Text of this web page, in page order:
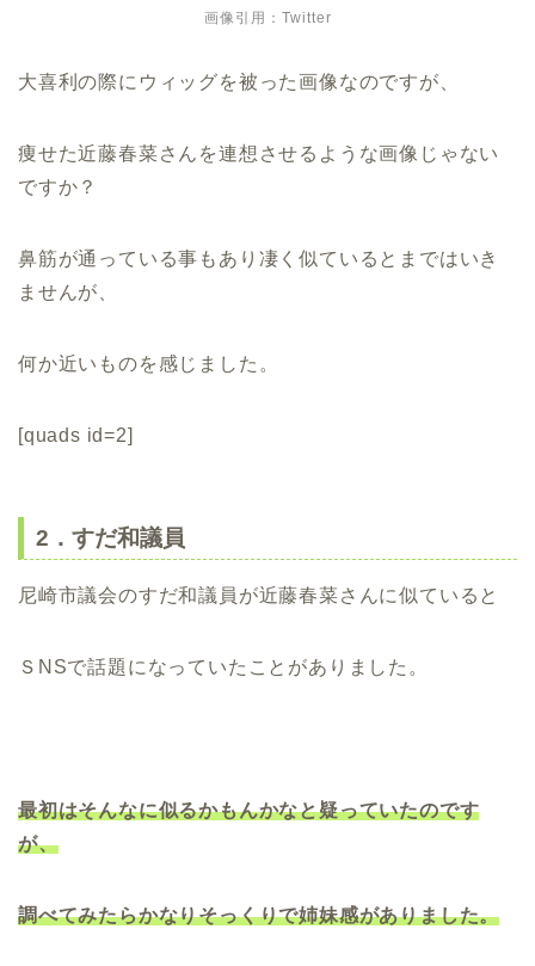
画像引用：Twitter
大喜利の際にウィッグを被った画像なのですが、
痩せた近藤春菜さんを連想させるような画像じゃない
ですか？
鼻筋が通っている事もあり凄く似ているとまではいき
ませんが、
何か近いものを感じました。
[quads id=2]
2．すだ和議員
尼崎市議会のすだ和議員が近藤春菜さんに似ていると
ＳNSで話題になっていたことがありました。
最初はそんなに似るかもんかなと疑っていたのです
が、
調べてみたらかなりそっくりで姉妹感がありました。